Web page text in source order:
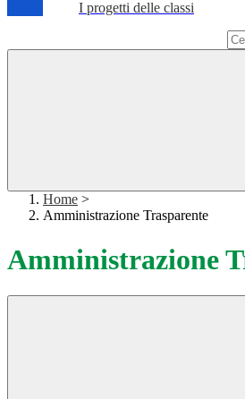
I progetti delle classi
Home >
Amministrazione Trasparente
Amministrazione